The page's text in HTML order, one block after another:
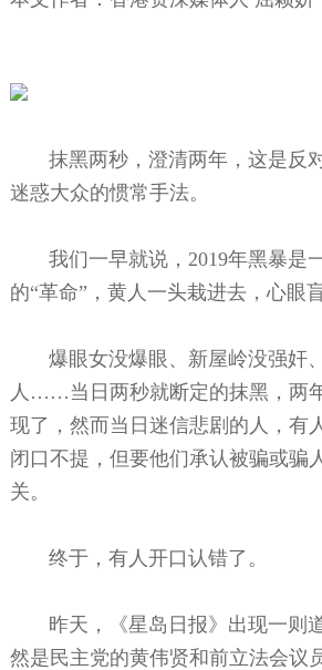
抹黑两秒，澄清两年，这是反
迷惑大众的惯常手法。
我们一早就说，2019年黑暴是
的“革命”，黄人一头栽进去，心眼
爆眼女没爆眼、新屋岭没强奸
人……当日两秒就断定的抹黑，两
现了，然而当日迷信悲剧的人，有
闭口不提，但要他们承认被骗或骗
关。
终于，有人开口认错了。
昨天，《星岛日报》出现一则
然是民主党的黄伟贤和前立法会议